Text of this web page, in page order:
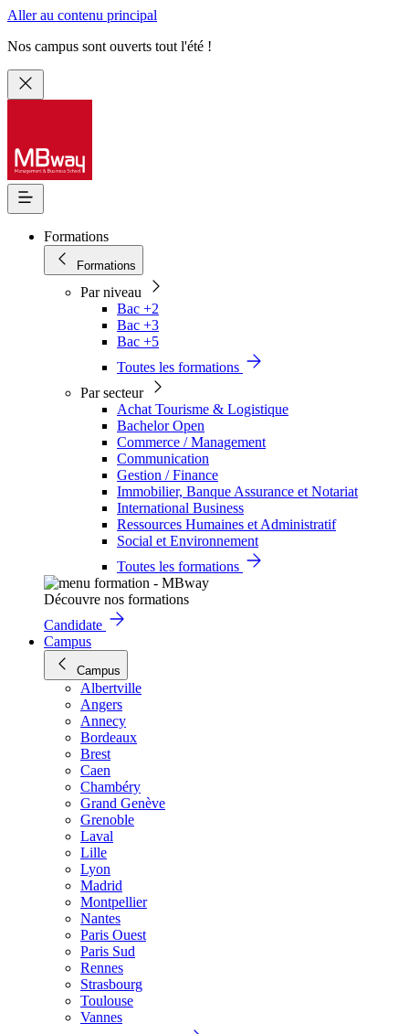
Aller au contenu principal
Nos campus sont ouverts tout l'été !
Formations
Formations
Par niveau
Bac +2
Bac +3
Bac +5
Toutes les formations
Par secteur
Achat Tourisme & Logistique
Bachelor Open
Commerce / Management
Communication
Gestion / Finance
Immobilier, Banque Assurance et Notariat
International Business
Ressources Humaines et Administratif
Social et Environnement
Toutes les formations
Découvre nos formations
Candidate
Campus
Campus
Albertville
Angers
Annecy
Bordeaux
Brest
Caen
Chambéry
Grand Genève
Grenoble
Laval
Lille
Lyon
Madrid
Montpellier
Nantes
Paris Ouest
Paris Sud
Rennes
Strasbourg
Toulouse
Vannes